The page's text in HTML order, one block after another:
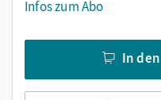
Infos zum Abo
In